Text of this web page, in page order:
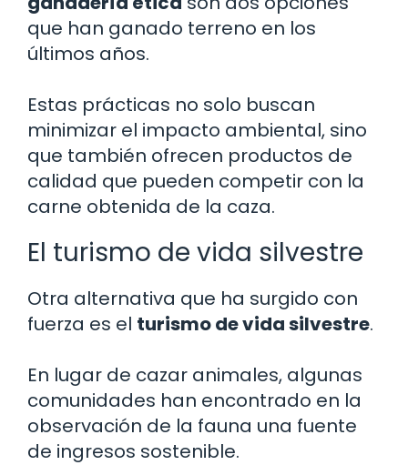
que han ganado terreno en los
últimos años.
Estas prácticas no solo buscan
minimizar el impacto ambiental, sino
que también ofrecen productos de
calidad que pueden competir con la
carne obtenida de la caza.
El turismo de vida silvestre
Otra alternativa que ha surgido con
fuerza es el turismo de vida silvestre.
En lugar de cazar animales, algunas
comunidades han encontrado en la
observación de la fauna una fuente
de ingresos sostenible.